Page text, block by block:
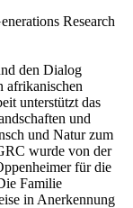
Research
den Dialog
afrikanischen
unterstützt das
und
und Natur zum
wurde von der
für die
Familie
in Anerkennung